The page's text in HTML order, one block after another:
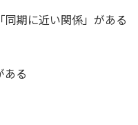
期に近い関係」がある
ある